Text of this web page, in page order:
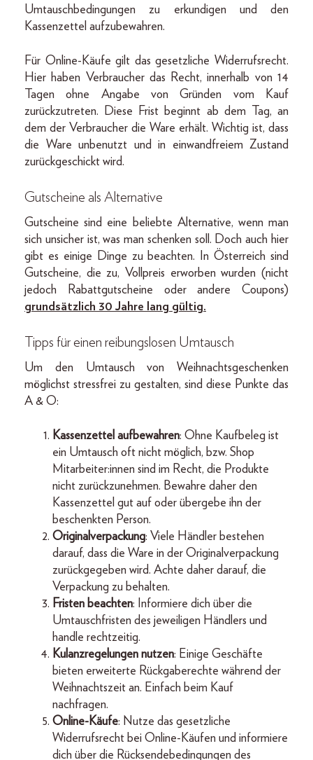
Umtauschbedingungen zu erkundigen und den
Kassenzettel aufzubewahren.
Für Online-Käufe gilt das gesetzliche Widerrufsrecht.
Hier haben Verbraucher das Recht, innerhalb von 14
Tagen ohne Angabe von Gründen vom Kauf
zurückzutreten. Diese Frist beginnt ab dem Tag, an
dem der Verbraucher die Ware erhält. Wichtig ist, dass
die Ware unbenutzt und in einwandfreiem Zustand
zurückgeschickt wird.
Gutscheine als Alternative
Gutscheine sind eine beliebte Alternative, wenn man
sich unsicher ist, was man schenken soll. Doch auch hier
gibt es einige Dinge zu beachten. In Österreich sind
Gutscheine, die zu, Vollpreis erworben wurden (nicht
jedoch Rabattgutscheine oder andere Coupons)
grundsätzlich 30 Jahre lang gültig.
Tipps für einen reibungslosen Umtausch
Um den Umtausch von Weihnachtsgeschenken
möglichst stressfrei zu gestalten, sind diese Punkte das
A & O:
Kassenzettel aufbewahren: Ohne Kaufbeleg ist
ein Umtausch oft nicht möglich, bzw. Shop
Mitarbeiter:innen sind im Recht, die Produkte
nicht zurückzunehmen. Bewahre daher den
Kassenzettel gut auf oder übergebe ihn der
beschenkten Person.
Originalverpackung: Viele Händler bestehen
darauf, dass die Ware in der Originalverpackung
zurückgegeben wird. Achte daher darauf, die
Verpackung zu behalten.
Fristen beachten: Informiere dich über die
Umtauschfristen des jeweiligen Händlers und
handle rechtzeitig.
Kulanzregelungen nutzen: Einige Geschäfte
bieten erweiterte Rückgaberechte während der
Weihnachtszeit an. Einfach beim Kauf
nachfragen.
Online-Käufe: Nutze das gesetzliche
Widerrufsrecht bei Online-Käufen und informiere
dich über die Rücksendebedingungen des